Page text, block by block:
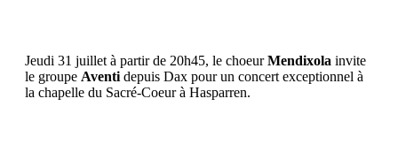
Jeudi 31 juillet à partir de 20h45, le choeurMendixola invite
le groupe Aventi depuis Dax pour un concert exceptionnel à
la chapelle du Sacré-Coeur à Hasparren.